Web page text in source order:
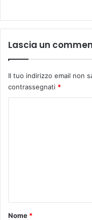
iLascia un
Il tuo indirizzo email non
contrassegnati *
o
Nome *